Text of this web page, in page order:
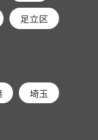
足立区
埼玉